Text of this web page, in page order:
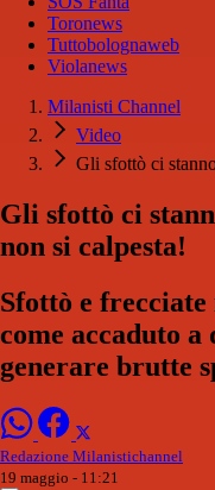
Toronews
Tuttobolognaweb
Violanews
Milanisti Channel
Video
Gli sfottò ci
Gli sfottò ci
non si calpesta!
Sfottò e
come accaduto
generare brutte
Redazione Milanistichannel
19 maggio - 11:21